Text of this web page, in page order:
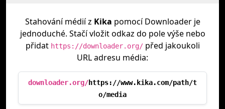
Stahování médií z Kika pomocí Downloader je
jednoduché. Stačí vložit odkaz do pole výše nebo
přidat https://downloader.org/před jakoukoli
URL adresu média:
downloader.org/https://www.kika.com/path/t
o/media